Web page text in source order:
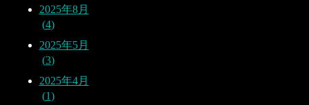
2025年8月
4
2025年5月
3
2025年4月
1